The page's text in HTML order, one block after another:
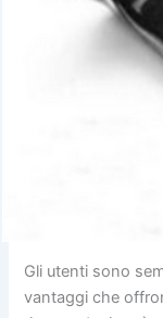
Gli utenti sono
vantaggi che